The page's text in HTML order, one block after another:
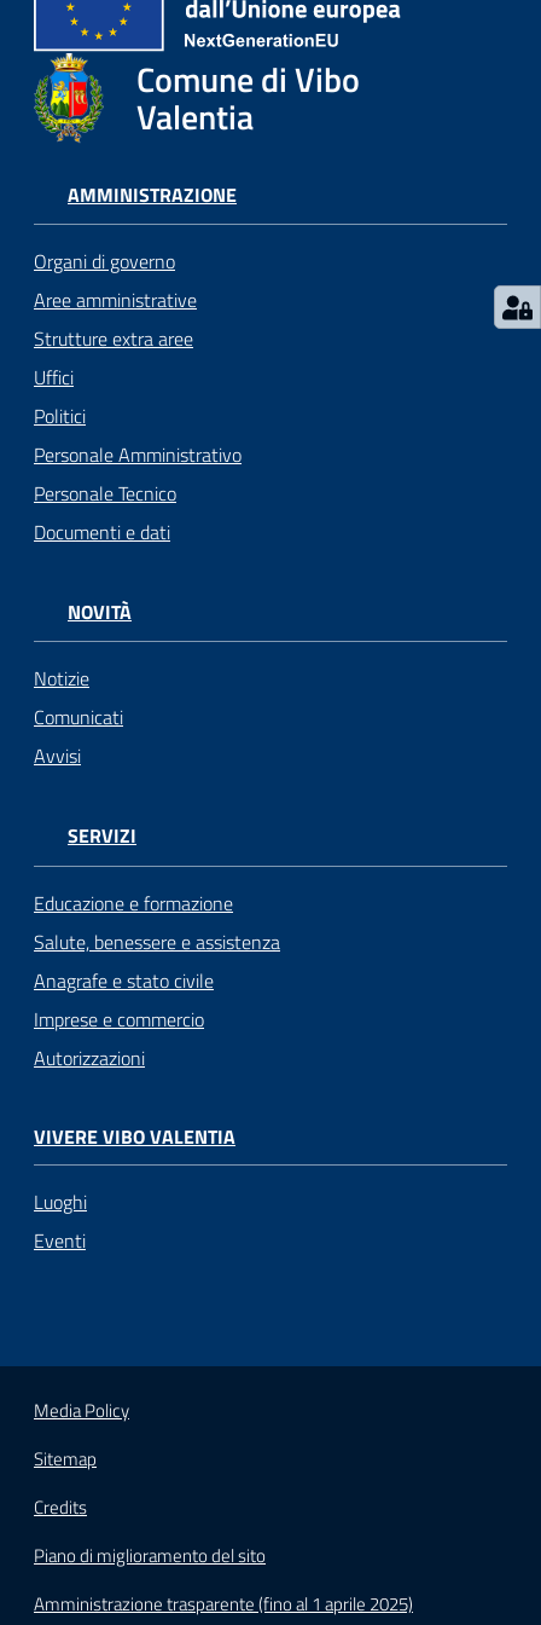
argomenti...
Seguici
Comune di Vibo
Valentia
AMMINISTRAZIONE
Organi di governo
Aree amministrative
Strutture extra aree
Uffici
Politici
Personale Amministrativo
Personale Tecnico
Documenti e dati
NOVITÀ
Notizie
Comunicati
Avvisi
SERVIZI
Educazione e formazione
Salute, benessere e assistenza
Anagrafe e stato civile
Imprese e commercio
Autorizzazioni
VIVERE VIBO VALENTIA
Luoghi
Eventi
Media Policy
Sitemap
Credits
Piano di miglioramento del sito
Amministrazione trasparente (fino al 1 aprile 2025)